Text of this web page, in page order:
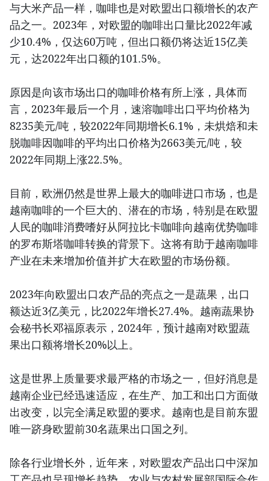
与大米产品一样，咖啡也是对欧盟出口额增长的农产
品之一。2023年，对欧盟的咖啡出口量比2022年减
少10.4%，仅达60万吨，但出口额仍将达近15亿美
元，达2022年出口额的101.5%。
原因是向该市场出口的咖啡价格有所上涨，具体而
言，2023年最后一个月，速溶咖啡出口平均价格为
8235美元/吨，较2022年同期增长6.1%，未烘焙和未
脱咖啡因咖啡的平均出口价格为2663美元/吨，较
2022年同期上涨22.5%。
目前，欧洲仍然是世界上最大的咖啡进口市场，也是
越南咖啡的一个巨大的、潜在的市场，特别是在欧盟
人民的咖啡消费嗜好从阿拉比卡咖啡向越南优势咖啡
的罗布斯塔咖啡转换的背景下。这将有助于越南咖啡
产业在未来增加价值并扩大在欧盟的市场份额。
2023年向欧盟出口农产品的亮点之一是蔬果，出口
额达近3亿美元，比2022年增长27.4%。越南蔬果协
会秘书长邓福原表示，2024年，预计越南对欧盟蔬
果出口额将增长20%以上。
这是世界上质量要求最严格的市场之一，但好消息是
越南企业已经迅速适应，在生产、加工和出口方面做
出改变，以完全满足欧盟的要求。越南也是目前东盟
唯一跻身欧盟前30名蔬果出口国之列。
除各行业增长外，近年来，对欧盟农产品出口中深加